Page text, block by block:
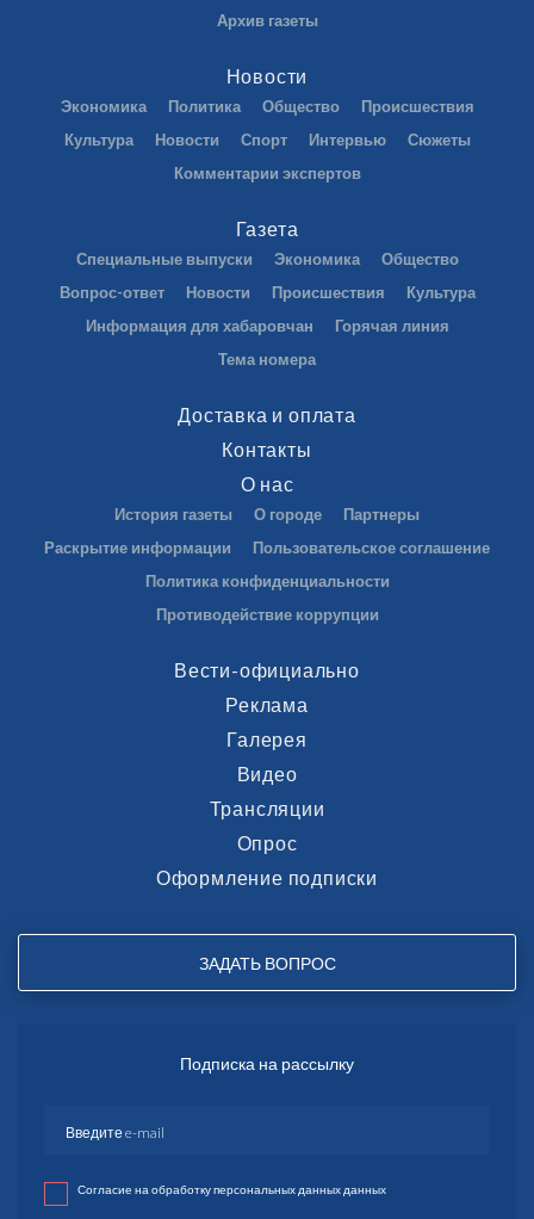
Архив газеты
Новости
Экономика Политика Общество
Происшествия
Культура
Новости Спорт Интервью
Сюжеты
Комментарии экспертов
Газета
Специальные выпуски Экономика
Общество
Вопрос-ответ
Новости Происшествия
Культура
Информация для хабаровчан
Горячая линия
Тема номера
Доставка и оплата
Контакты
О нас
История газеты О городе
Партнеры
Раскрытие информации
Пользовательское соглашение
Политика конфиденциальности
Противодействие коррупции
Вести-официально
Реклама
Галерея
Видео
Трансляции
Опрос
Оформление подписки
ЗАДАТЬ ВОПРОС
Подписка на рассылку
Согласие на обработку персональных данных данных